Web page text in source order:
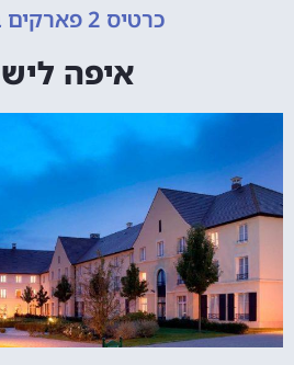
כרטיס 2 פארקים ביומיים
איפה